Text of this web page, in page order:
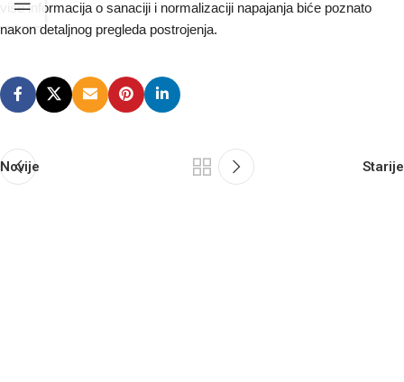
više informacija o sanaciji i normalizaciji napajanja biće poznato
nakon detaljnog pregleda postrojenja.
Novije Starije